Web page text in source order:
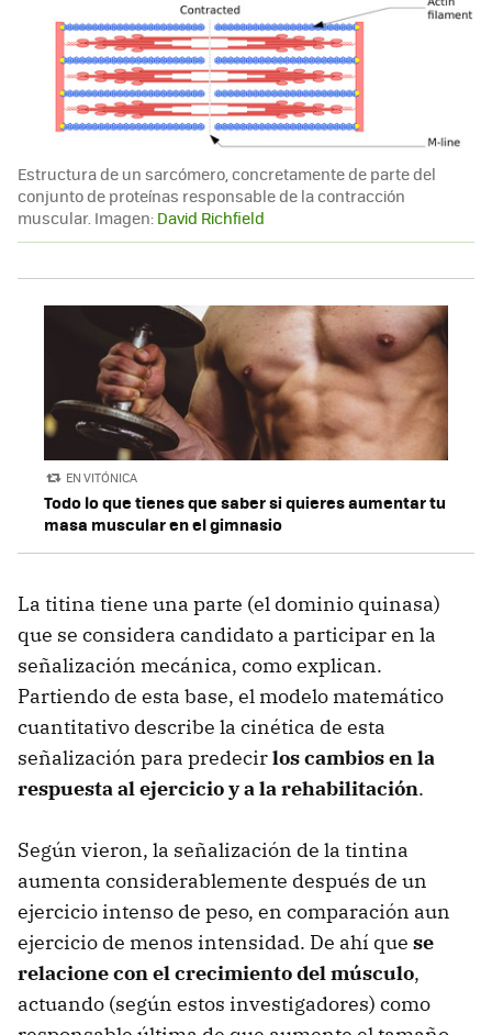
Estructura de un sarcómero, concretamente de parte del
conjunto de proteínas responsable de la contracción
muscular. Imagen: David Richfield
EN VITÓNICA
Todo lo que tienes que saber si quieres aumentar tu
masa muscular en el gimnasio
La titina tiene una parte (el dominio quinasa)
que se considera candidato a participar en la
señalización mecánica, como explican.
Partiendo de esta base, el modelo matemático
cuantitativo describe la cinética de esta
señalización para predecirlos cambios en la
respuesta al ejercicio y a la rehabilitación.
Según vieron, la señalización de la tintina
aumenta considerablemente después de un
ejercicio intenso de peso, en comparación aun
ejercicio de menos intensidad. De ahí que se
relacione con el crecimiento del músculo,
actuando (según estos investigadores) como